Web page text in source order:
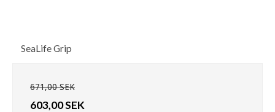
SeaLife Grip
671,00 SEK
603,00 SEK